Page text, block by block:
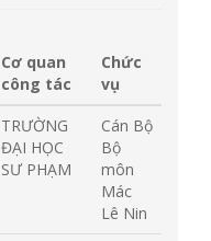
Cơ quan
công tác
Chức
vụ
TRƯỜNG
ĐẠI HỌC
SƯ PHẠM
Cán Bộ
Bộ
môn
Mác
Lê Nin